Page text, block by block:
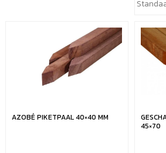
AZOBÉ PIKETPAAL 40×40 MM
45×70